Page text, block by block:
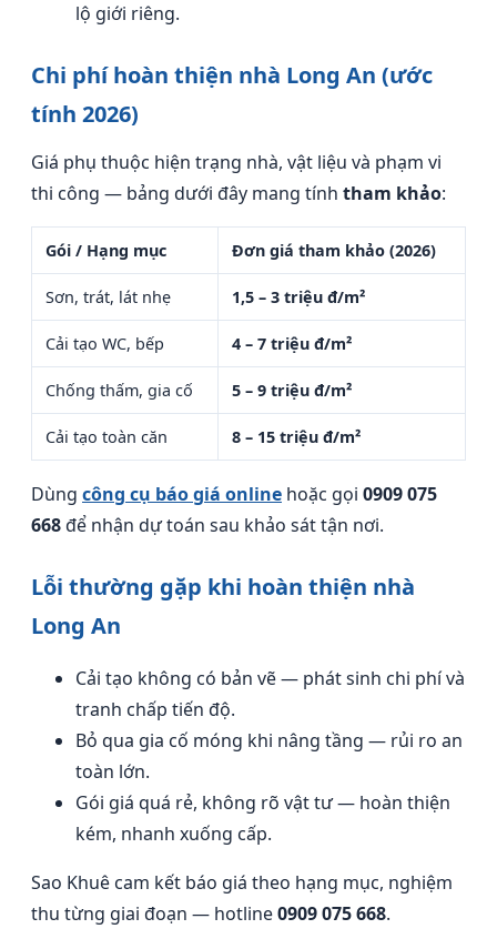
lộ giới riêng.
Chi phí hoàn thiện nhà Long An (ước
tính 2026)
Giá phụ thuộc hiện trạng nhà, vật liệu và phạm vi
thi công — bảng dưới đây mang tính tham khảo:
Gói / Hạng mục Đơn giá tham khảo (2026)
Sơn, trát, lát nhẹ 1,5 – 3 triệu đ/m²
Cải tạo WC, bếp 4 – 7 triệu đ/m²
Chống thấm, gia cố 5 – 9 triệu đ/m²
Cải tạo toàn căn 8 – 15 triệu đ/m²
Dùng công cụ báo giá online hoặc gọi 0909 075
668để nhận dự toán sau khảo sát tận nơi.
Lỗi thường gặp khi hoàn thiện nhà
Long An
Cải tạo không có bản vẽ — phát sinh chi phí và
tranh chấp tiến độ.
Bỏ qua gia cố móng khi nâng tầng — rủi ro an
toàn lớn.
Gói giá quá rẻ, không rõ vật tư — hoàn thiện
kém, nhanh xuống cấp.
Sao Khuê cam kết báo giá theo hạng mục, nghiệm
thu từng giai đoạn — hotline0909 075 668.